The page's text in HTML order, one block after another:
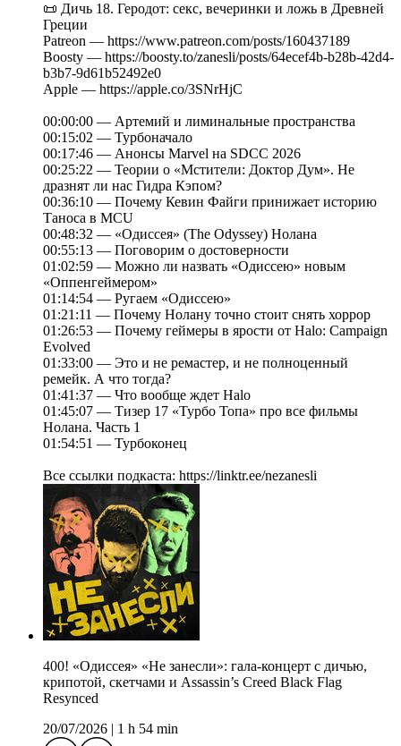
📜 Дичь 18. Геродот: секс, вечеринки и ложь в Древней
Греции
Patreon — https://www.patreon.com/posts/160437189
Boosty — https://boosty.to/zanesli/posts/64ecef4b-b28b-42d4-
b3b7-9d61b52492e0
Apple — https://apple.co/3SNrHjC
00:00:00 — Артемий и лиминальные пространства
00:15:02 — Турбоначало
00:17:46 — Анонсы Marvel на SDCC 2026
00:25:22 — Теории о «Мстители: Доктор Дум». Не
дразнят ли нас Гидра Кэпом?
00:36:10 — Почему Кевин Файги принижает историю
Таноса в MCU
00:48:32 — «Одиссея» (The Odyssey) Нолана
00:55:13 — Поговорим о достоверности
01:02:59 — Можно ли назвать «Одиссею» новым
«Оппенгеймером»
01:14:54 — Ругаем «Одиссею»
01:21:11 — Почему Нолану точно стоит снять хоррор
01:26:53 — Почему геймеры в ярости от Halo: Campaign
Evolved
01:33:00 — Это и не ремастер, и не полноценный
ремейк. А что тогда?
01:41:37 — Что вообще ждет Halo
01:45:07 — Тизер 17 «Турбо Топа» про все фильмы
Нолана. Часть 1
01:54:51 — Турбоконец
Все ссылки подкаста: https://linktr.ee/nezanesli
400! «Одиссея» «Не занесли»: гала-концерт с дичью,
крипотой, скетчами и Assassin’s Creed Black Flag
Resynced
20/07/2026
1 h 54 min